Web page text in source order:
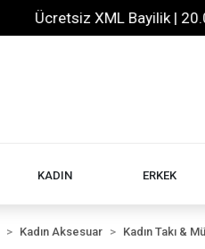
Ücretsiz XML Bayilik |
KADIN ERKEK
Kadın Aksesuar Kadın Takı &